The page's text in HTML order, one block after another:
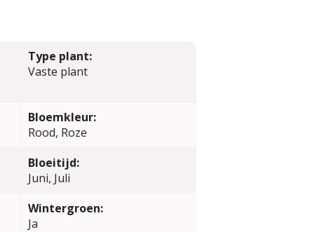
Type plant:
Vaste plant
Bloemkleur:
Rood, Roze
Bloeitijd:
Juni, Juli
Wintergroen:
Ja